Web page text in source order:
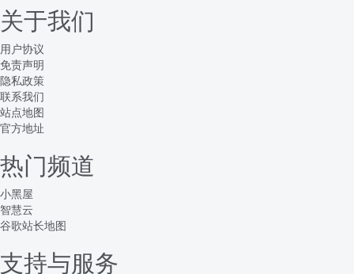
关于我们
用户协议
免责声明
隐私政策
联系我们
站点地图
官方地址
热门频道
小黑屋
智慧云
谷歌站长地图
支持与服务